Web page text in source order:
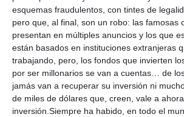
esquemas fraudulentos, con tintes de
pero que, al final, son un robo: las famosas
presentan en múltiples anuncios y los que
están basados en instituciones extranjeras
trabajando, pero, los fondos que invierten
por ser millonarios se van a cuentas… de
jamás van a recuperar su inversión ni
de miles de dólares que, creen, vale a
inversión.Siempre ha habido, en todo el